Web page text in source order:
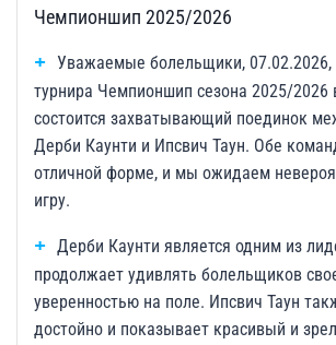
Чемпионшип 2025/2026
Уважаемые болельщики, 07.02.2026,
турнира Чемпионшип сезона 2025/2026
состоится захватывающий поединок
Дерби Каунти и Ипсвич Таун. Обе
отличной форме, и мы ожидаем
игру.
Дерби Каунти является одним из
продолжает удивлять болельщиков
уверенностью на поле. Ипсвич Таун
достойно и показывает красивый и